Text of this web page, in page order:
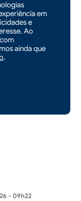
em
e
Ao
ainda que
.
das famílias
recorde e
- 09h22